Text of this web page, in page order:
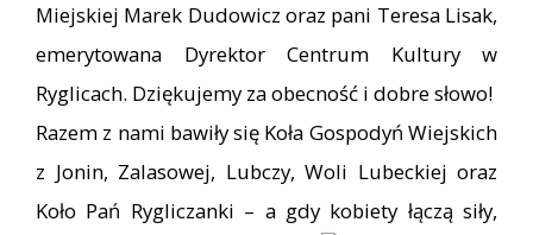
Miejskiej Marek Dudowicz oraz pani Teresa Lisak,
emerytowana Dyrektor Centrum Kultury w
Ryglicach. Dziękujemy za obecność i dobre słowo!
Razem z nami bawiły się Koła Gospodyń Wiejskich
z Jonin, Zalasowej, Lubczy, Woli Lubeckiej oraz
Koło Pań Rygliczanki – a gdy kobiety łączą siły,